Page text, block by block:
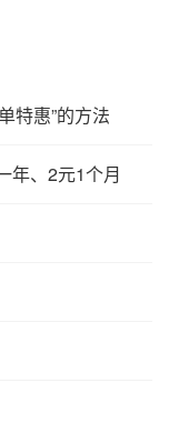
特惠”的方法
年、2元1个月